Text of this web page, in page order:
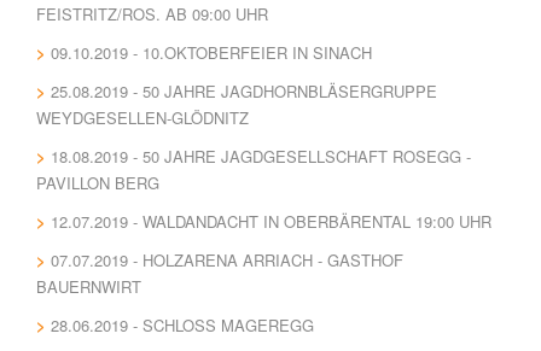
FEISTRITZ/ROS. AB 09:00 UHR
09.10.2019 - 10.OKTOBERFEIER IN SINACH
25.08.2019 - 50 JAHRE JAGDHORNBLÄSERGRUPPE
WEYDGESELLEN-GLÖDNITZ
18.08.2019 - 50 JAHRE JAGDGESELLSCHAFT ROSEGG -
PAVILLON BERG
12.07.2019 - WALDANDACHT IN OBERBÄRENTAL 19:00 UHR
07.07.2019 - HOLZARENA ARRIACH - GASTHOF
BAUERNWIRT
28.06.2019 - SCHLOSS MAGEREGG